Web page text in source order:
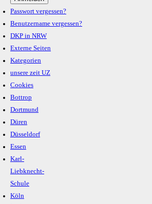
Passwort vergessen?
Benutzername vergessen?
DKP in NRW
Externe Seiten
Kategorien
unsere zeit UZ
Cookies
Bottrop
Dortmund
Düren
Düsseldorf
Essen
Karl-
Liebknecht-
Schule
Köln